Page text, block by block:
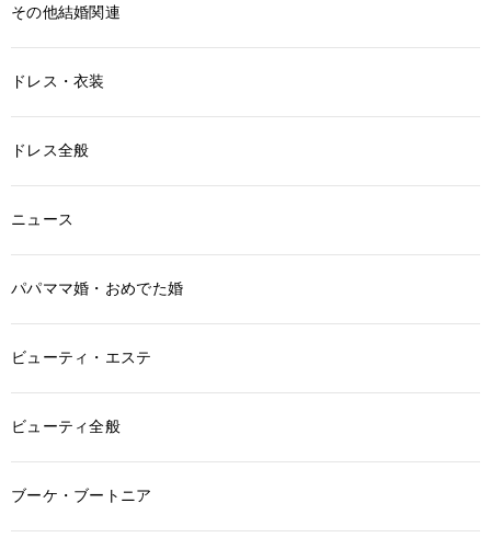
その他結婚関連
ドレス・衣装
ドレス全般
ニュース
パパママ婚・おめでた婚
ビューティ・エステ
ビューティ全般
ブーケ・ブートニア